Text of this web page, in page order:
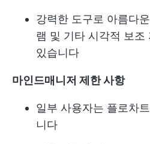
강력한 도구로 아름다
램 및 기타 시각적 보조
있습니다
마인드매니저 제한 사항
일부 사용자는 플로차
니다